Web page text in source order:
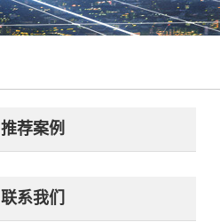
推荐案例
联系我们